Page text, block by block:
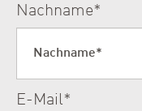
Nachname*
E-Mail*